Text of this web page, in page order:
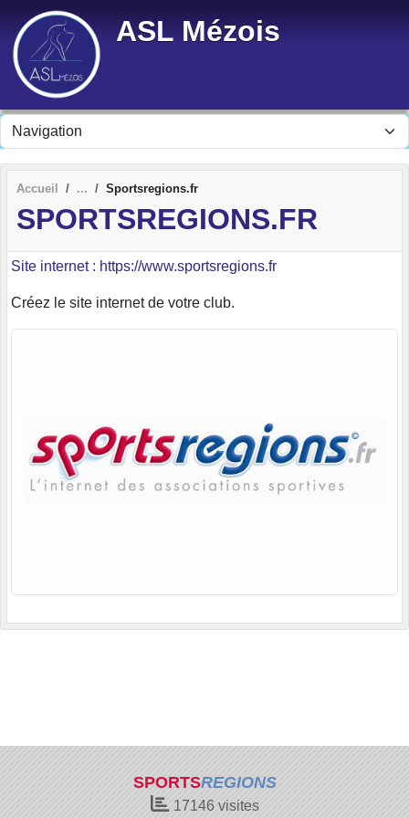
ASL Mézois
Accueil Sportsregions.fr
SPORTSREGIONS.FR
Site internet : https://www.sportsregions.fr
Créez le site internet de votre club.
SPORTSREGIONS
17146visites
Panneau de gestion des cookies